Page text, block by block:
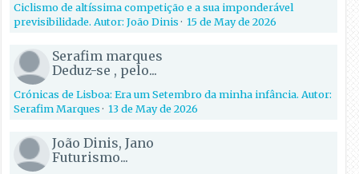
Ciclismo de altíssima competição e a sua imponderável
previsibilidade. Autor: João Dinis·15 de May de 2026
Serafim marques
Deduz-se , pelo...
Crónicas de Lisboa: Era um Setembro da minha infância. Autor:
Serafim Marques·13 de May de 2026
João Dinis, Jano
Futurismo...